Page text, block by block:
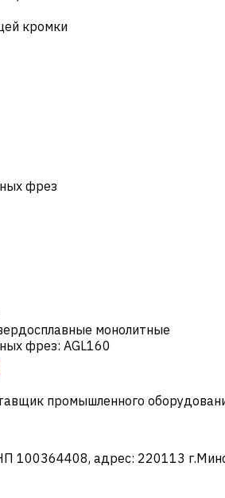
кромки
фрез
монолитные
фрез: AGL160
промышленного
адрес: 220113